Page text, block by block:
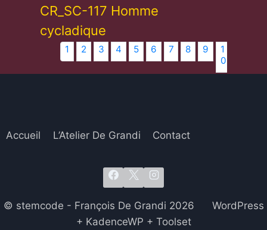
CR_SC-117 Homme
cycladique
1 2 3 4 5 6 7 8 9
1
0
Accueil L’Atelier De Grandi Contact
© stemcode - François De Grandi 2026 WordPress
+ KadenceWP + Toolset